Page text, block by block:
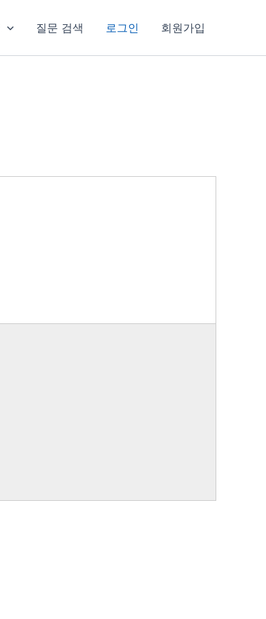
질문 검색 로그인 회원가입